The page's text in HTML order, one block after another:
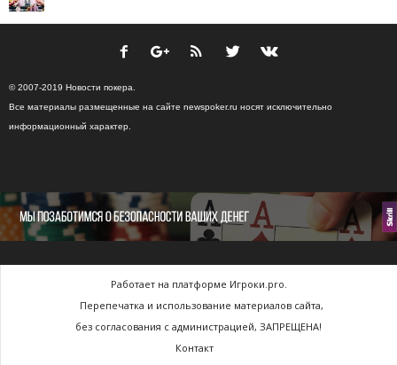
© 2007-2019 Новости покера.
Все материалы размещенные на сайте newspoker.ru носят исключительно
информационный характер.
Работает на платформе Игроки.pro.
Перепечатка и использование материалов сайта,
без согласования с администрацией, ЗАПРЕЩЕНА!
Контакт